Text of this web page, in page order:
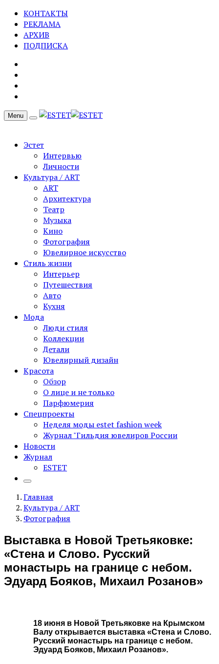
КОНТАКТЫ
РЕКЛАМА
АРХИВ
ПОДПИСКА
Menu
Эстет
Интервью
Личности
Культура / ART
ART
Архитектура
Театр
Музыка
Кино
Фотография
Ювелирное искусство
Стиль жизни
Интерьер
Путешествия
Авто
Кухня
Мода
Люди стиля
Коллекции
Детали
Ювелирный дизайн
Красота
Обзор
О лице и не только
Парфюмерия
Спецпроекты
Неделя моды estet fashion week
Журнал "Гильдия ювелиров России
Новости
Журнал
ESTET
Главная
Культура / ART
Фотография
Выставка в Новой Третьяковке:
«Стена и Слово. Русский
монастырь на границе с небом.
Эдуард Бояков, Михаил Розанов»
18 июня в Новой Третьяковке на Крымском
Валу открывается выставка «Стена и Слово.
Русский монастырь на границе с небом.
Эдуард Бояков, Михаил Розанов».